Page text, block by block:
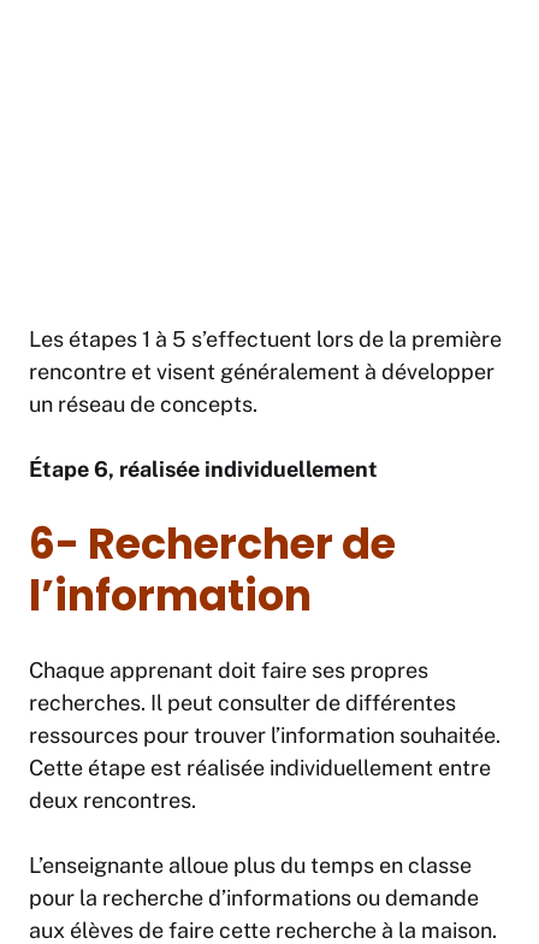
Les étapes 1 à 5 s’effectuent lors de la première
rencontre et visent généralement à développer
un réseau de concepts.
Étape 6, réalisée individuellement
6- Rechercher de
l’information
Chaque apprenant doit faire ses propres
recherches. Il peut consulter de différentes
ressources pour trouver l’information souhaitée.
Cette étape est réalisée individuellement entre
deux rencontres.
L’enseignante alloue plus du temps en classe
pour la recherche d’informations ou demande
aux élèves de faire cette recherche à la maison.